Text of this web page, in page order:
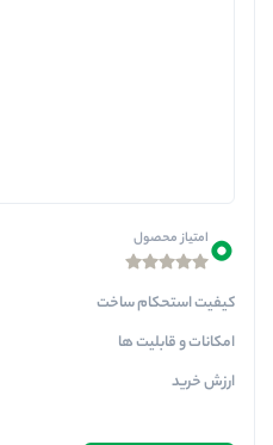
0امتیاز محصول
کیفیت استحکام ساخت
امکانات و قابلیت ها
ارزش خرید